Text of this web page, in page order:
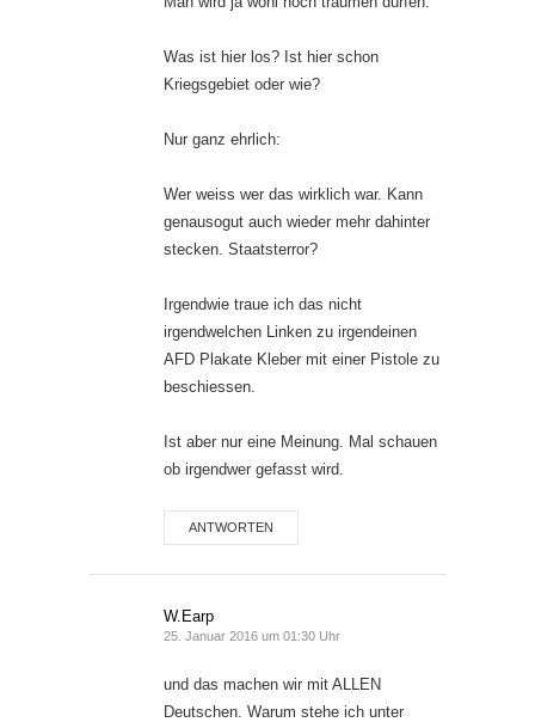
Was ist hier los? Ist hier schon
Kriegsgebiet oder wie?
Nur ganz ehrlich:
Wer weiss wer das wirklich war. Kann
genausogut auch wieder mehr dahinter
stecken. Staatsterror?
Irgendwie traue ich das nicht
irgendwelchen Linken zu irgendeinen
AFD Plakate Kleber mit einer Pistole zu
beschiessen.
Ist aber nur eine Meinung. Mal schauen
ob irgendwer gefasst wird.
ANTWORTEN
W.Earp
25. Januar 2016 um 01:30 Uhr
und das machen wir mit ALLEN
Deutschen. Warum stehe ich unter